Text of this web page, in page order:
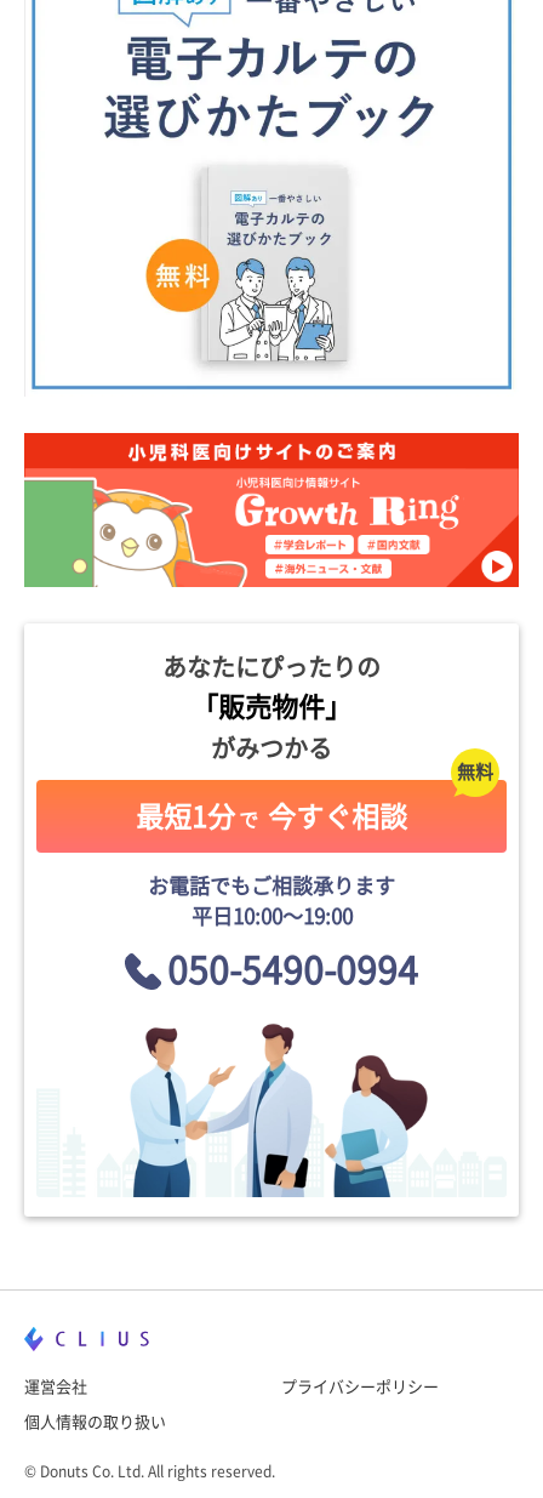
あなたにぴったりの
「販売物件」
がみつかる
最短1分 で 今すぐ相談
お電話でもご相談承ります
平日10:00〜19:00
050-5490-0994
運営会社 プライバシーポリシー
個人情報の取り扱い
© Donuts Co. Ltd. All rights reserved.